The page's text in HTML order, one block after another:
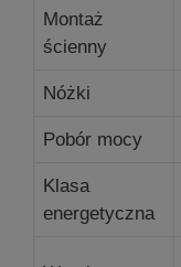
Montaż
ścienny
Nóżki
Pobór mocy
Klasa
energetyczna